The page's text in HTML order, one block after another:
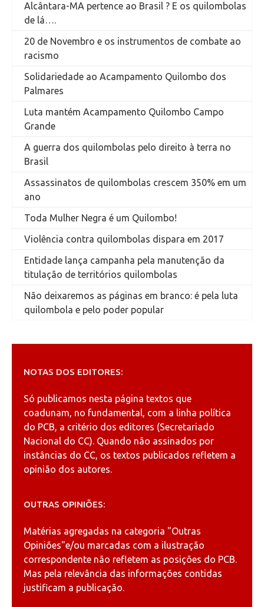
Alcântara-MA pertence ao Brasil ? E os quilombolas
de lá….
20 de Novembro e os instrumentos de combate ao
racismo
Solidariedade ao Acampamento Quilombo dos
Palmares
Luta mantém Acampamento Quilombo Campo
Grande
A guerra dos quilombolas pelo direito à terra no
Brasil
Assassinatos de quilombolas crescem 350% em um
ano
Toda Mulher Negra é um Quilombo!
Violência contra quilombolas dispara em 2017
Entidade lança campanha pela manutenção da
titulação de territórios quilombolas
Não deixaremos as páginas em branco: é pela luta
quilombola e pelo poder popular
NOTAS DOS EDITORES:
Só publicamos nesta página textos que
coadunam, no fundamental, com a linha política
do PCB, a critério dos editores (Secretariado
Nacional do CC). Quando não assinados por
instâncias do CC, os textos publicados refletem a
opinião dos autores.
OUTRAS OPINIÕES:
Matérias agregadas na categoria "Outras
Opiniões"e/ou marcadas com a ilustração
correspondente não refletem as posições do PCB.
Mas pela relevância das informações contidas
justificam a publicação.